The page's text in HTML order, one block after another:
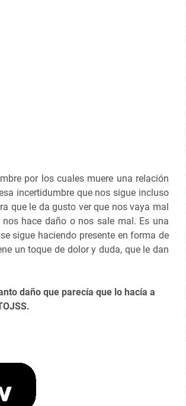
por los cuales muere una relación
incertidumbre que nos sigue incluso
que le da gusto ver que nos vaya mal
hace daño o nos sale mal. Es una
sigue haciendo presente en forma de
un toque de dolor y duda, que le dan
daño que parecía que lo hacía a